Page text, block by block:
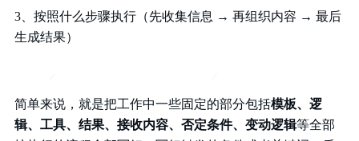
3、按照什么步骤执行（先收集信息 → 再组织内容 → 最后
生成结果）
简单来说，就是把工作中一些固定的部分包括模板、逻
辑、工具、结果、接收内容、否定条件、变动逻辑等全部